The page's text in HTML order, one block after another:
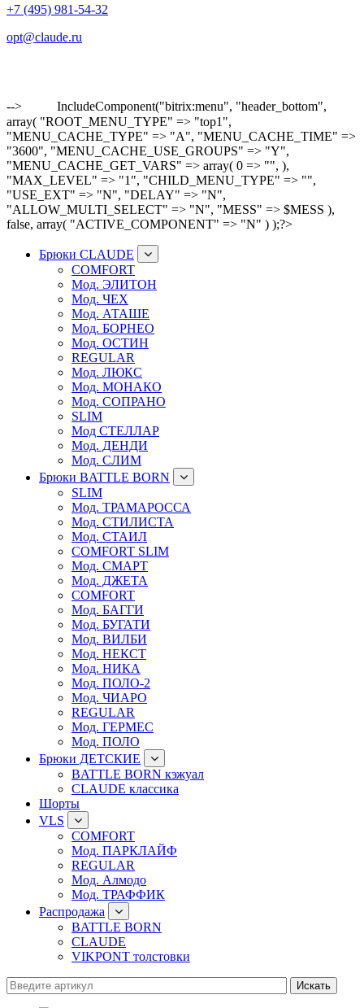
+7 (495) 981-54-32
opt@claude.ru
-->
IncludeComponent("bitrix:menu", "header_bottom",
array( "ROOT_MENU_TYPE" => "top1",
"MENU_CACHE_TYPE" => "A", "MENU_CACHE_TIME" =>
"3600", "MENU_CACHE_USE_GROUPS" => "Y",
"MENU_CACHE_GET_VARS" => array( 0 => "", ),
"MAX_LEVEL" => "1", "CHILD_MENU_TYPE" => "",
"USE_EXT" => "N", "DELAY" => "N",
"ALLOW_MULTI_SELECT" => "N", "MESS" => $MESS ),
false, array( "ACTIVE_COMPONENT" => "N" ) );?>
Брюки CLAUDE
COMFORT
Мод. ЭЛИТОН
Мод. ЧЕХ
Мод. АТАШЕ
Мод. БОРНЕО
Мод. ОСТИН
REGULAR
Мод. ЛЮКС
Мод. МОНАКО
Мод. СОПРАНО
SLIM
Мод СТЕЛЛАР
Мод. ДЕНДИ
Мод. СЛИМ
Брюки BATTLE BORN
SLIM
Мод. ТРАМАРОССА
Мод. СТИЛИСТА
Мод. СТАИЛ
COMFORT SLIM
Мод. СМАРТ
Мод. ДЖЕТА
COMFORT
Мод. БАГГИ
Мод. БУГАТИ
Мод. ВИЛБИ
Мод. НЕКСТ
Мод. НИКА
Мод. ПОЛО-2
Мод. ЧИАРО
REGULAR
Мод. ГЕРМЕС
Мод. ПОЛО
Брюки ДЕТСКИЕ
BATTLE BORN кэжуал
CLAUDE классика
Шорты
VLS
COMFORT
Мод. ПАРКЛАЙФ
REGULAR
Мод. Алмодо
Мод. ТРАФФИК
Распродажа
BATTLE BORN
CLAUDE
VIKPONT толстовки